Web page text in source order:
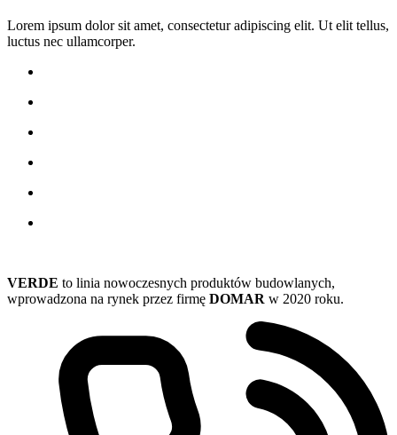
Lorem ipsum dolor sit amet, consectetur adipiscing elit. Ut elit tellus,
luctus nec ullamcorper.
VERDE to linia nowoczesnych produktów budowlanych,
wprowadzona na rynek przez firmę DOMAR w 2020 roku.